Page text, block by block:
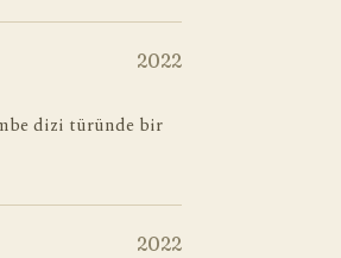
2022
dizi türünde bir
2022